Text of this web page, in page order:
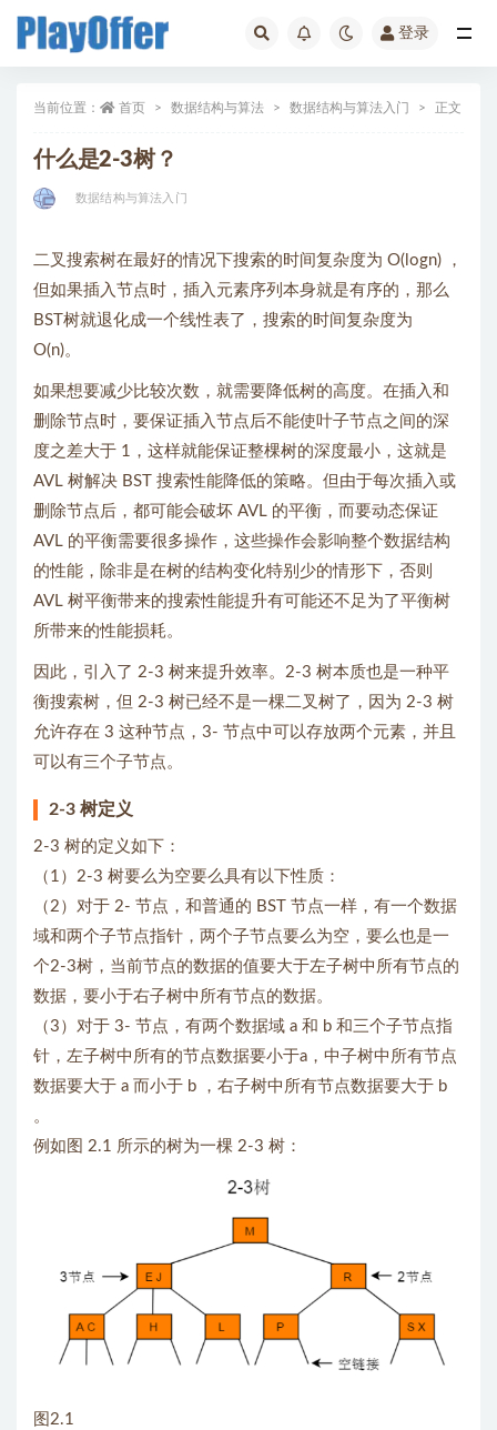
登录
当前位置： 首页 数据结构与算法 数据结构与算法入门 正文
什么是2-3树？
数据结构与算法入门
二叉搜索树在最好的情况下搜索的时间复杂度为 O(logn) ，
但如果插入节点时，插入元素序列本身就是有序的，那么
BST树就退化成一个线性表了，搜索的时间复杂度为
O(n)。
如果想要减少比较次数，就需要降低树的高度。在插入和
删除节点时，要保证插入节点后不能使叶子节点之间的深
度之差大于 1，这样就能保证整棵树的深度最小，这就是
AVL 树解决 BST 搜索性能降低的策略。但由于每次插入或
删除节点后，都可能会破坏 AVL 的平衡，而要动态保证
AVL 的平衡需要很多操作，这些操作会影响整个数据结构
的性能，除非是在树的结构变化特别少的情形下，否则
AVL 树平衡带来的搜索性能提升有可能还不足为了平衡树
所带来的性能损耗。
因此，引入了 2-3 树来提升效率。2-3 树本质也是一种平
衡搜索树，但 2-3 树已经不是一棵二叉树了，因为 2-3 树
允许存在 3 这种节点，3- 节点中可以存放两个元素，并且
可以有三个子节点。
2-3 树定义
2-3 树的定义如下：
（1）2-3 树要么为空要么具有以下性质：
（2）对于 2- 节点，和普通的 BST 节点一样，有一个数据
域和两个子节点指针，两个子节点要么为空，要么也是一
个2-3树，当前节点的数据的值要大于左子树中所有节点的
数据，要小于右子树中所有节点的数据。
（3）对于 3- 节点，有两个数据域 a 和 b 和三个子节点指
针，左子树中所有的节点数据要小于a，中子树中所有节点
数据要大于 a 而小于 b ，右子树中所有节点数据要大于 b
。
例如图 2.1 所示的树为一棵 2-3 树：
图2.1